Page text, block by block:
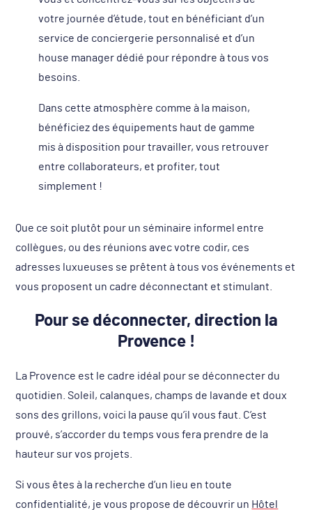
votre journée d’étude, tout en bénéficiant d’un
service de conciergerie personnalisé et d’un
house manager dédié pour répondre à tous vos
besoins.
Dans cette atmosphère comme à la maison,
bénéficiez des équipements haut de gamme
mis à disposition pour travailler, vous retrouver
entre collaborateurs, et profiter, tout
simplement !
Que ce soit plutôt pour un séminaire informel entre
collègues, ou des réunions avec votre codir, ces
adresses luxueuses se prêtent à tous vos événements et
vous proposent un cadre déconnectant et stimulant.
Pour se déconnecter, direction la
Provence !
La Provence est le cadre idéal pour se déconnecter du
quotidien. Soleil, calanques, champs de lavande et doux
sons des grillons, voici la pause qu’il vous faut. C’est
prouvé, s’accorder du temps vous fera prendre de la
hauteur sur vos projets.
Si vous êtes à la recherche d’un lieu en toute
confidentialité, je vous propose de découvrir un Hôtel